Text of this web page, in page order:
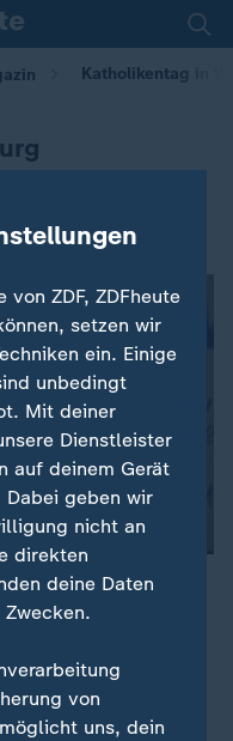
Katholikentag in
Bundes der
fordert mehr
eine klare Haltung
sie zum
ZDF, ZDFheute
setzen wir
ein. Einige
unbedingt
Mit deiner
Dienstleister
auf deinem Gerät
geben wir
nicht an
direkten
deine Daten
von
uns, dein